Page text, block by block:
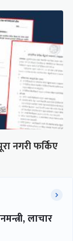
नगरी फर्किए
लाचार